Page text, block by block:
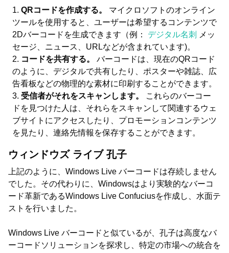
QRコードを作成する。 マイクロソフトのオンライン
ツールを使用すると、ユーザーは希望するコンテンツで
2Dバーコードを生成できます（例： デジタル名刺
メッ
セージ、ニュース、URLなどが含まれています)。
コードを共有する。 バーコードは、現在のQRコード
のように、デジタルで共有したり、ポスターや雑誌、広
告看板などの物理的な素材に印刷することができます。
受信者がそれをスキャンします。
これらのバーコー
ドを見つけた人は、それらをスキャンして関連するウェ
ブサイトにアクセスしたり、プロモーションコンテンツ
を見たり、連絡先情報を保存することができます。
ウィンドウズ ライブ 孔子
上記のように、Windows Live バーコードは存続しません
でした。その代わりに、Windowsはより実験的なバーコ
ード革新であるWindows Live Confuciusを作成し、水面テ
ストを行いました。
Windows Live バーコードと似ているが、孔子は高度なバ
ーコードソリューションを探求し、特定の市場への統合を